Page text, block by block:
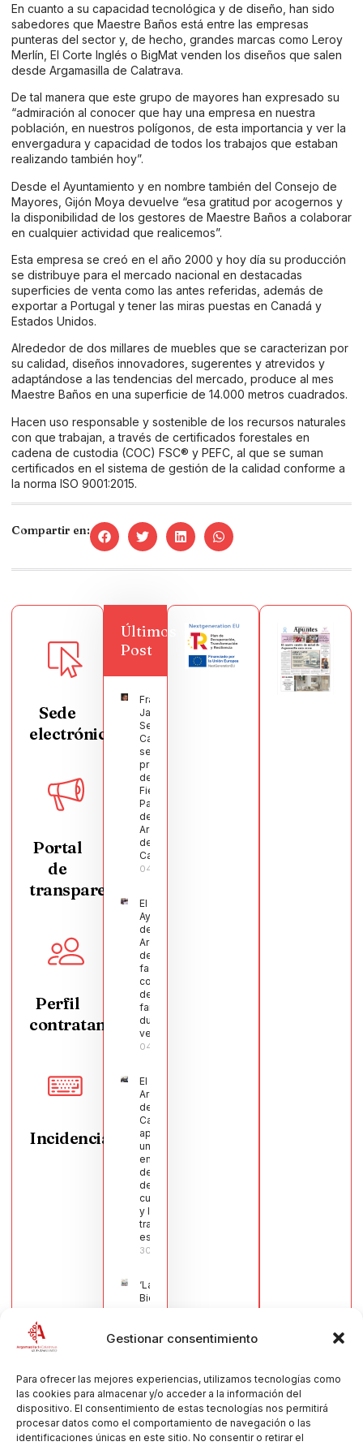
Gestionar consentimiento
Para ofrecer las mejores experiencias, utilizamos tecnologías como
las cookies para almacenar y/o acceder a la información del
dispositivo. El consentimiento de estas tecnologías nos permitirá
procesar datos como el comportamiento de navegación o las
identificaciones únicas en este sitio. No consentir o retirar el
En cuanto a su capacidad tecnológica y de diseño, han sido
sabedores que Maestre Baños está entre las empresas
punteras del sector y, de hecho, grandes marcas como Leroy
Merlín, El Corte Inglés o BigMat venden los diseños que salen
desde Argamasilla de Calatrava.
De tal manera que este grupo de mayores han expresado su
“admiración al conocer que hay una empresa en nuestra
población, en nuestros polígonos, de esta importancia y ver la
envergadura y capacidad de todos los trabajos que estaban
realizando también hoy”.
Desde el Ayuntamiento y en nombre también del Consejo de
Mayores, Gijón Moya devuelve “esa gratitud por acogernos y
la disponibilidad de los gestores de Maestre Baños a colaborar
en cualquier actividad que realicemos”.
Esta empresa se creó en el año 2000 y hoy día su producción
se distribuye para el mercado nacional en destacadas
superficies de venta como las antes referidas, además de
exportar a Portugal y tener las miras puestas en Canadá y
Estados Unidos.
Alrededor de dos millares de muebles que se caracterizan por
su calidad, diseños innovadores, sugerentes y atrevidos y
adaptándose a las tendencias del mercado, produce al mes
Maestre Baños en una superficie de 14.000 metros cuadrados.
Hacen uso responsable y sostenible de los recursos naturales
con que trabajan, a través de certificados forestales en
cadena de custodia (COC) FSC® y PEFC, al que se suman
certificados en el sistema de gestión de la calidad conforme a
la norma ISO 9001:2015.
Compartir en:
Sede
electrónica
Portal
de
transparencia
Perfil
contratante
Incidencias
Últimos
Post
Francisco
Javier
Segura
Castellanos
será el
pregonero
de las
Fiestas
Patronales
de
Argamasilla
de
Calatrava
04/08/2026
El
Ayuntamiento
de
Argamasilla
de Calatrava
facilita la
conciliación
de 200
familias
durante el
verano
04/08/2026
El Pleno de
Argamasilla
de
Calatrava
aprueba
una moción
en defensa
del sector
de la
cuchillería
y la navaja
tradicional
española
30/07/2026
‘La
Bienvenida’,
estampa de
de la Virgen
Muñoz
Muñoz,
anuncia las
Fiestas
Patronales
2026